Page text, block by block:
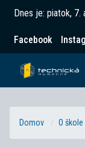
Dnes je: piatok, 7.
Facebook
Domov O škole